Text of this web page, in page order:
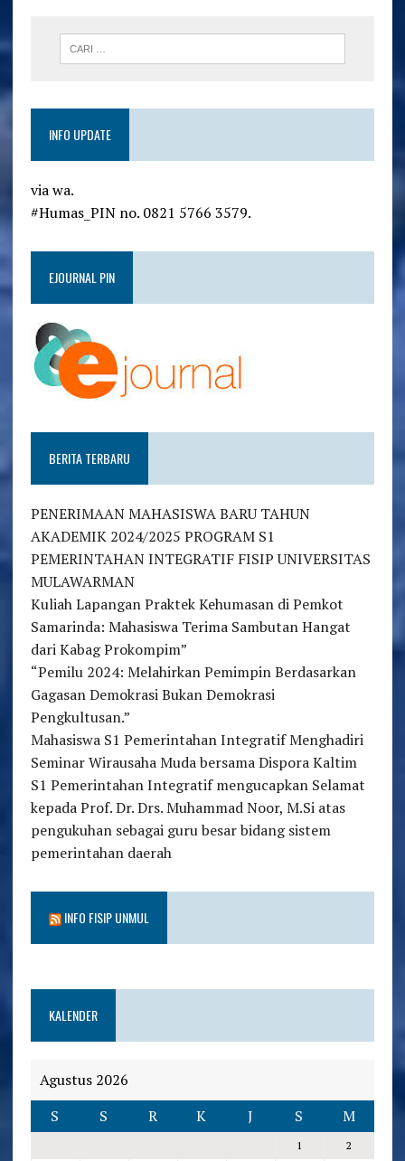
INFO UPDATE
via wa.
#Humas_PIN no. 0821 5766 3579.
EJOURNAL PIN
BERITA TERBARU
PENERIMAAN MAHASISWA BARU TAHUN
AKADEMIK 2024/2025 PROGRAM S1
PEMERINTAHAN INTEGRATIF FISIP UNIVERSITAS
MULAWARMAN
Kuliah Lapangan Praktek Kehumasan di Pemkot
Samarinda: Mahasiswa Terima Sambutan Hangat
dari Kabag Prokompim”
“Pemilu 2024: Melahirkan Pemimpin Berdasarkan
Gagasan Demokrasi Bukan Demokrasi
Pengkultusan.”
Mahasiswa S1 Pemerintahan Integratif Menghadiri
Seminar Wirausaha Muda bersama Dispora Kaltim
S1 Pemerintahan Integratif mengucapkan Selamat
kepada Prof. Dr. Drs. Muhammad Noor, M.Si atas
pengukuhan sebagai guru besar bidang sistem
pemerintahan daerah
INFO FISIP UNMUL
KALENDER
Agustus 2026
S
S R K J S M
1 2